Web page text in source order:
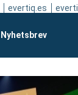
evertiq.es
Nyhetsbrev